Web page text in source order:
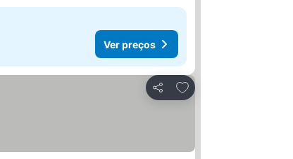
Ver preços
Partilhar
Adicionar aos favoritos